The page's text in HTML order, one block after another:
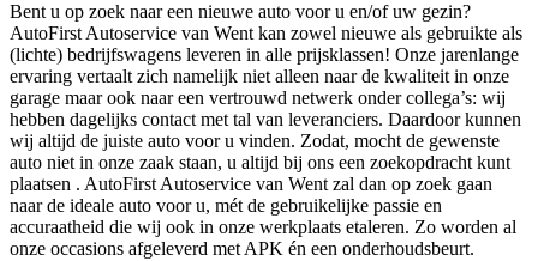
Bent u op zoek naar een nieuwe auto voor u en/of uw gezin?
AutoFirst Autoservice van Went kan zowel nieuwe als gebruikte als
(lichte) bedrijfswagens leveren in alle prijsklassen! Onze jarenlange
ervaring vertaalt zich namelijk niet alleen naar de kwaliteit in onze
garage maar ook naar een vertrouwd netwerk onder collega’s: wij
hebben dagelijks contact met tal van leveranciers. Daardoor kunnen
wij altijd de juiste auto voor u vinden. Zodat, mocht de gewenste
auto niet in onze zaak staan, u altijd bij ons een zoekopdracht kunt
plaatsen . AutoFirst Autoservice van Went zal dan op zoek gaan
naar de ideale auto voor u, mét de gebruikelijke passie en
accuraatheid die wij ook in onze werkplaats etaleren. Zo worden al
onze occasions afgeleverd met APK én een onderhoudsbeurt.